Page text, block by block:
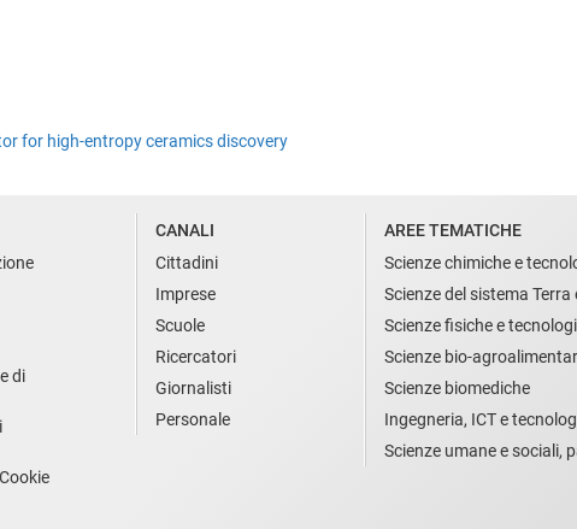
for high-entropy ceramics discovery
di
CANALI
Cittadini
Imprese
Scuole
Ricercatori
Giornalisti
Personale
AREE TEMATICHE
Scienze chimiche e
Scienze del sistema
Scienze fisiche e
Scienze bio-
Scienze biomediche
Ingegneria, ICT e
Scienze umane e sociali,